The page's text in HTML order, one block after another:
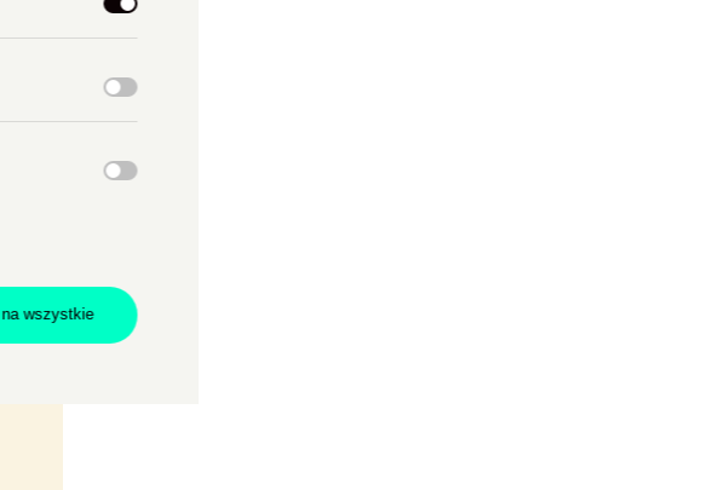
z usługi newsletter.
wszystkie